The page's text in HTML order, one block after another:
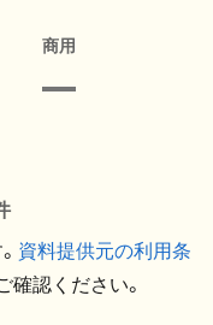
商用
資料提供元の利用条
確認ください。